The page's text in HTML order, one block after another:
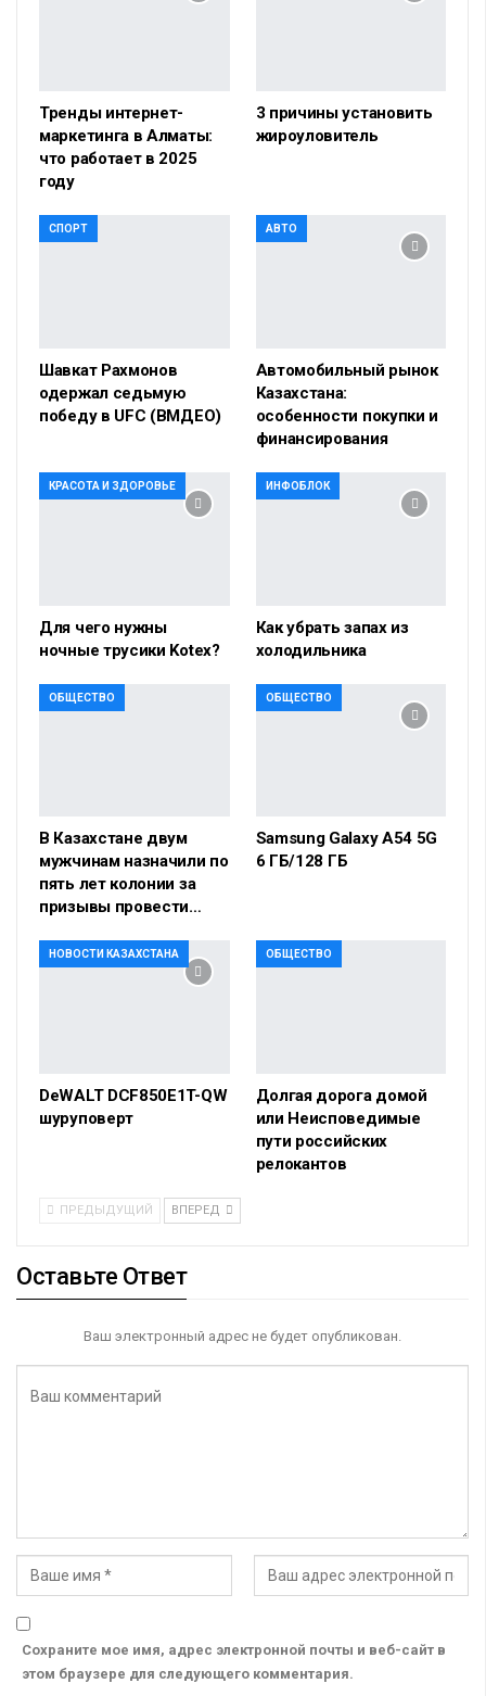
Тренды интернет-
маркетинга в Алматы:
что работает в 2025
году
3 причины установить
жироуловитель
СПОРТ
Шавкат Рахмонов
одержал седьмую
победу в UFC (ВМДЕО)
АВТО
Автомобильный рынок
Казахстана:
особенности покупки и
финансирования
КРАСОТА И ЗДОРОВЬЕ
Для чего нужны
ночные трусики Kotex?
ИНФОБЛОК
Как убрать запах из
холодильника
ОБЩЕСТВО
В Казахстане двум
мужчинам назначили по
пять лет колонии за
призывы провести…
ОБЩЕСТВО
Samsung Galaxy A54 5G
6 ГБ/128 ГБ
НОВОСТИ КАЗАХСТАНА
DeWALT DCF850E1T-QW
шуруповерт
ОБЩЕСТВО
Долгая дорога домой
или Неисповедимые
пути российских
релокантов
ПРЕДЫДУЩИЙ ВПЕРЕД
Оставьте Ответ
Ваш электронный адрес не будет опубликован.
Сохраните мое имя, адрес электронной почты и веб-сайт в
этом браузере для следующего комментария.